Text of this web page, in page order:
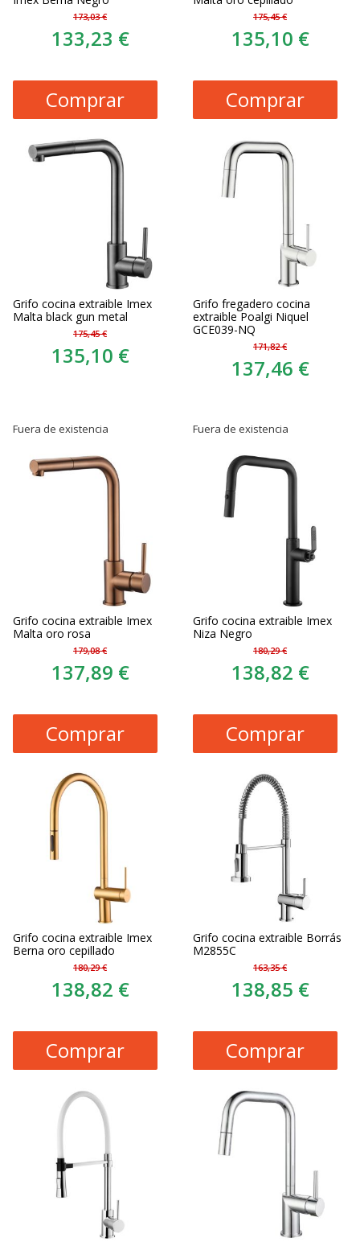
173,03 €
133,23 €
Comprar
175,45 €
135,10 €
Comprar
Grifo cocina extraible Imex
Malta black gun metal
175,45 €
135,10 €
Fuera de existencia
Grifo fregadero cocina
extraible Poalgi Niquel
GCE039-NQ
171,82 €
137,46 €
Fuera de existencia
Grifo cocina extraible Imex
Malta oro rosa
179,08 €
137,89 €
Comprar
Grifo cocina extraible Imex
Niza Negro
180,29 €
138,82 €
Comprar
Grifo cocina extraible Imex
Berna oro cepillado
180,29 €
138,82 €
Comprar
Grifo cocina extraible Borrás
M2855C
163,35 €
138,85 €
Comprar